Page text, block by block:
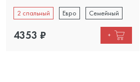
2 спальный Евро Семейный
4353 ₽ +